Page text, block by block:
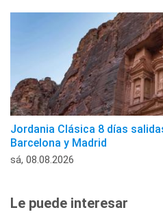
Jordania Clásica 8 días
Barcelona y Madrid
sá, 08.08.2026
Le puede interesar